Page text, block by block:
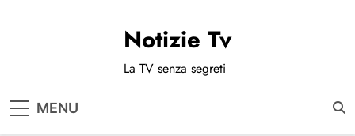
Notizie Tv
La TV senza segreti
MENU